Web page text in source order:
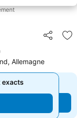
Partager
Allemagne
exacts
exacts